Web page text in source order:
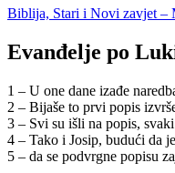
Biblija, Stari i Novi zavjet –
Evanđelje po
1 – U one dane izađe
2 – Bijaše to prvi popis
3 – Svi su išli na popis,
4 – Tako i Josip, budući da
5 – da se podvrgne popisu